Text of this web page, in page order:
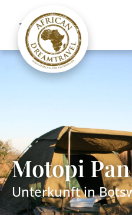
Motopi
Unterkunft in